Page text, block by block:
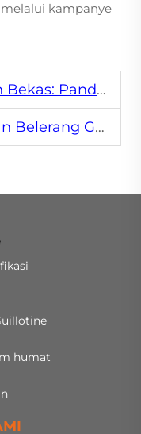
kampanye
Lengkap tentang Prosesnya
dan Upaya Menuju Emisi Nol
humat